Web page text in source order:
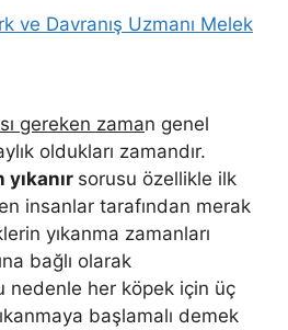
ve Davranış Uzmanı Melek
gereken zaman genel
oldukları zamandır.
sorusu özellikle ilk
insanlar tarafından merak
yıkanma zamanları
bağlı olarak
nedenle her köpek için üç
başlamalı demek